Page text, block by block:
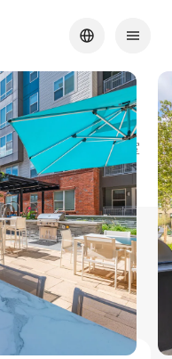
公寓楼，有1 间卧室
1 / 27
爱彼迎出